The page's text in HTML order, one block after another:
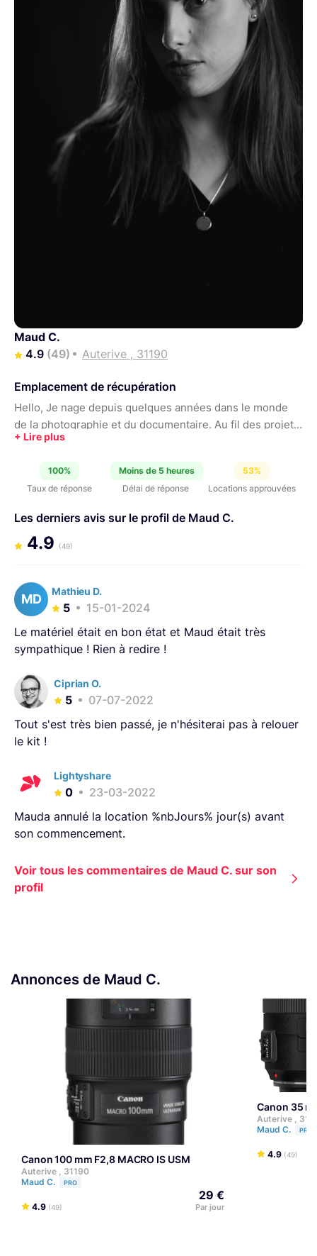
Maud C.
4.9 (49) Auterive , 31190
Emplacement de récupération
Hello, Je nage depuis quelques années dans le monde
de la photographie et du documentaire. Au fil des projets
je me suis constituée une jolie petite bijoute que je
100%
Taux de réponse
Moins de 5 heures
Délai de réponse
53%
Locations approuvées
Les derniers avis sur le profil de Maud C.
4.9 (49)
MD
Mathieu D.
5
15-01-2024
Le matériel était en bon état et Maud était très
sympathique ! Rien à redire !
Ciprian O.
5
07-07-2022
Tout s'est très bien passé, je n'hésiterai pas à relouer
le kit !
Lightyshare
0
23-03-2022
Mauda annulé la location %nbJours% jour(s) avant
son commencement.
Voir tous les commentaires de Maud C. sur son
profil
Annonces de Maud C.
Canon 100 mm F2,8 MACRO IS USM
Auterive , 31190
Maud C.
PRO
4.9 (49)
29 €
Par jour
Canon 35
Auterive ,
Maud C.
PRO
4.9 (49)